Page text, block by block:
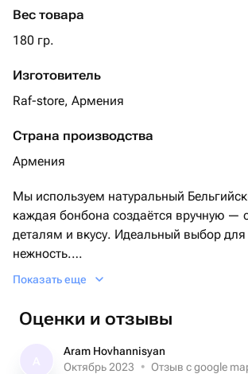
Вес товара
180 гр.
Изготовитель
Raf-store, Армения
Страна производства
Армения
Мы используем натуральный Бельгийский
каждая бонбона создаётся вручную —
деталям и вкусу. Идеальный выбор для
нежность.
тает во рту, раскрывая чистый вкус
клубники. Белый шоколад мягко
начинку, создавая гармоничный и
Показать еще
Оценки и отзывы
Aram Hovhannisyan
Октябрь 2023
• Отзыв с google